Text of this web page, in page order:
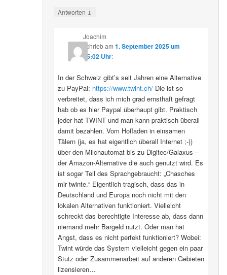
Antworten ↓
Joachim
schriebam 1. September 2025 um
15:02 Uhr:
In der Schweiz gibt’s seit Jahren eine Alternative
zu PayPal: https://www.twint.ch/Die ist so
verbreitet, dass ich mich grad ernsthaft gefragt
hab ob es hier Paypal überhaupt gibt. Praktisch
jeder hat TWINT und man kann praktisch überall
damit bezahlen. Vom Hofladen in einsamen
Tälern (ja, es hat eigentlich überall Internet ;-))
über den Milchautomat bis zu Digitec/Galaxus –
der Amazon-Alternative die auch genutzt wird. Es
ist sogar Teil des Sprachgebraucht: „Chasches
mir twinte.“ Eigentlich tragisch, dass das in
Deutschland und Europa noch nicht mit den
lokalen Alternativen funktioniert. Vielleicht
schreckt das berechtigte Interesse ab, dass dann
niemand mehr Bargeld nutzt. Oder man hat
Angst, dass es nicht perfekt funktioniert? Wobei:
Twint würde das System vielleicht gegen ein paar
Stutz oder Zusammenarbeit auf anderen Gebieten
lizensieren…